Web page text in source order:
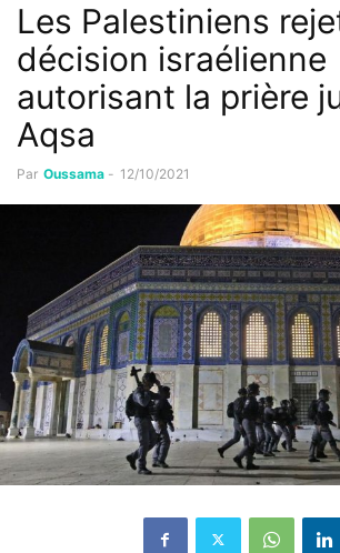
Les Palestiniens
décision israélienne
autorisant la prière
Aqsa
Par Oussama - 12/10/2021